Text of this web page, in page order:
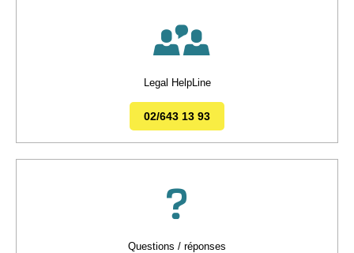
Legal HelpLine
02/643 13 93
Questions / réponses